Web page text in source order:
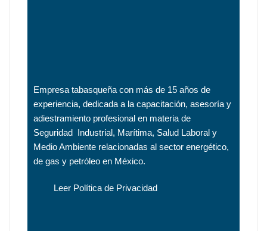
Empresa tabasqueña con más de 15 años de
experiencia, dedicada a la capacitación, asesoría y
adiestramiento profesional en materia de
Seguridad Industrial, Marítima, Salud Laboral y
Medio Ambiente relacionadas al sector energético,
de gas y petróleo en México.
Leer Política de Privacidad